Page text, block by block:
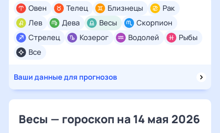
Все
Овен Телец Близнецы
Рак
Лев
Дева Весы
Скорпион
Стрелец
Козерог Водолей Рыбы
Ваши данные для прогнозов
Весы — гороскоп на 14 мая 2026